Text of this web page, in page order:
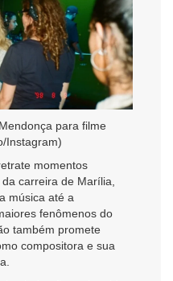
para filme
Instagram)
momentos
carreira de Marília,
música até a
fenômenos do
também promete
compositora e sua